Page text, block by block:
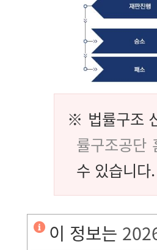
※ 법률구조
률구조공
수 있습니다.
이 정보는